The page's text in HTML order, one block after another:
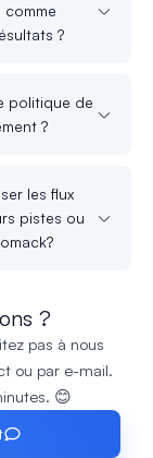
comme
?
politique de
?
les flux
pistes ou
?
pas à nous
ou par e-mail.
😊